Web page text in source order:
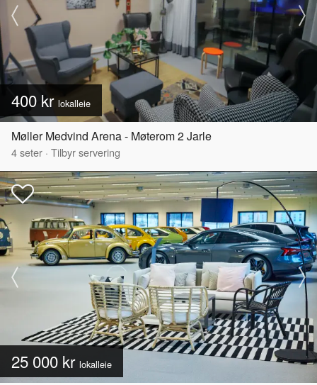
400 kr lokalleie
Møller Medvind Arena - Møterom 2 Jarle
4seter · Tilbyr servering
25 000 kr lokalleie